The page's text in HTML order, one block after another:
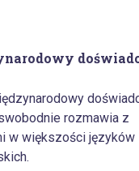
rozmawia z
w większości języków